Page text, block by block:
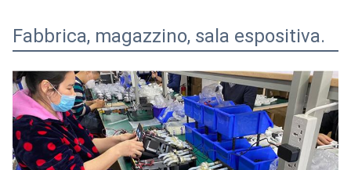
Fabbrica, magazzino, sala espositiva.